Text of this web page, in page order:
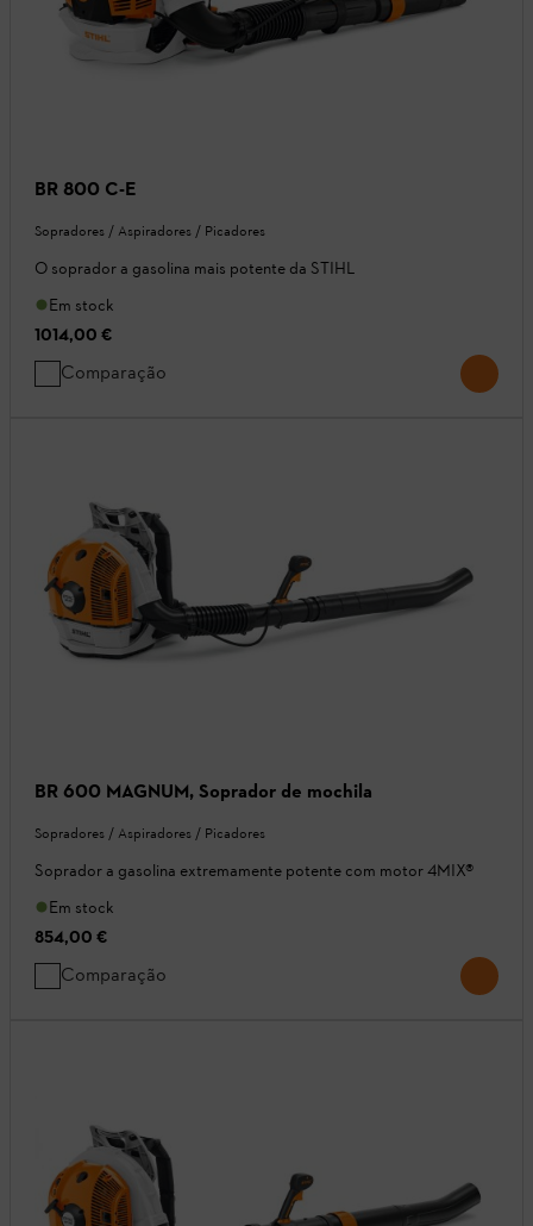
BR 800 C-E
Sopradores / Aspiradores / Picadores
O soprador a gasolina mais potente da STIHL
Em stock
1014,00 €
Comparação
BR 600 MAGNUM, Soprador de mochila
Sopradores / Aspiradores / Picadores
Soprador a gasolina extremamente potente com motor 4MIX®
Em stock
854,00 €
Comparação